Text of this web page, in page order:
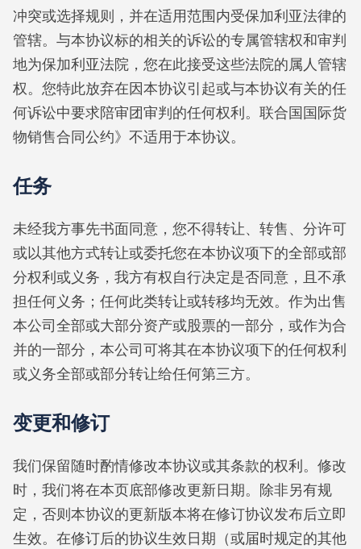
冲突或选择规则，并在适用范围内受保加利亚法律的
管辖。与本协议标的相关的诉讼的专属管辖权和审判
地为保加利亚法院，您在此接受这些法院的属人管辖
权。您特此放弃在因本协议引起或与本协议有关的任
何诉讼中要求陪审团审判的任何权利。联合国国际货
物销售合同公约》不适用于本协议。
任务
未经我方事先书面同意，您不得转让、转售、分许可
或以其他方式转让或委托您在本协议项下的全部或部
分权利或义务，我方有权自行决定是否同意，且不承
担任何义务；任何此类转让或转移均无效。作为出售
本公司全部或大部分资产或股票的一部分，或作为合
并的一部分，本公司可将其在本协议项下的任何权利
或义务全部或部分转让给任何第三方。
变更和修订
我们保留随时酌情修改本协议或其条款的权利。修改
时，我们将在本页底部修改更新日期。除非另有规
定，否则本协议的更新版本将在修订协议发布后立即
生效。在修订后的协议生效日期（或届时规定的其他